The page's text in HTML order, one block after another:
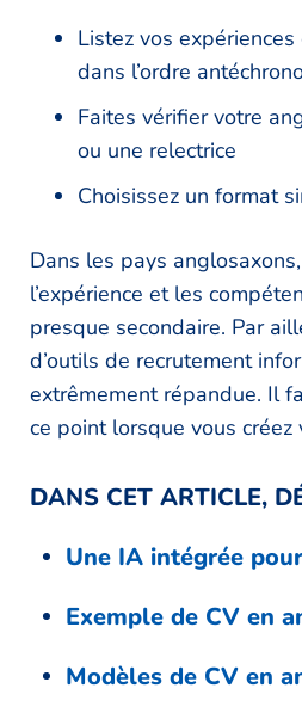
Listez vos
dans l’ordre
Faites vérifier votre
ou une relectrice
Choisissez un format
Dans les pays
l’expérience et les
presque secondaire. Par
d’outils de recrutement
extrêmement répandue. Il
ce point lorsque vous créez
DANS CET ARTICLE,
Une IA intégrée
Exemple de CV en
Modèles de CV en